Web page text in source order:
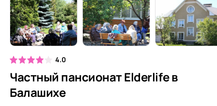
4.0
Частный пансионат Elderlife в
Балашихе